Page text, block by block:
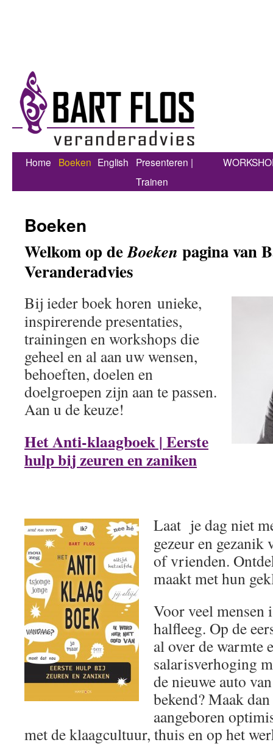
Home Boeken English
Presenteren |
Trainen
Boeken
Welkom op deBoeken pagina van
Veranderadvies
Bij ieder boek horen unieke,
inspirerende presentaties,
trainingen en workshops die
geheel en al aan uw wensen,
behoeften, doelen en
doelgroepen zijn aan te passen.
Aan u de keuze!
Het Anti-klaagboek | Eerste
hulp bij zeuren en zaniken
Laat je dag niet
gezeur en gezanik
of vrienden.
maakt met hun
Voor veel mensen
halfleeg. Op de
al over de warmte
salarisverhoging
de nieuwe auto
bekend? Maak
aangeboren
met de klaagcultuur, thuis en op het